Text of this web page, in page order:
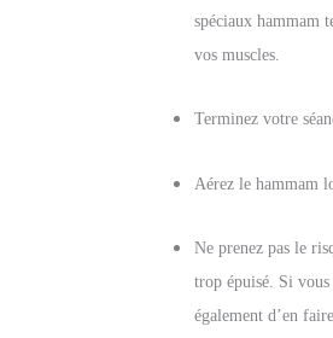
spéciaux hammam
vos muscles.
Terminez votre
Aérez le hammam
Ne prenez pas le
trop épuisé. Si vous
également d’en